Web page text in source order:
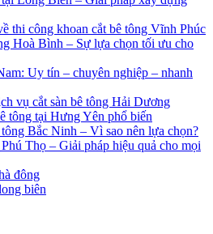
thi công khoan cắt bê tông Vĩnh Phúc
Hoà Bình – Sự lựa chọn tối ưu cho
Uy tín – chuyên nghiệp – nhanh
vụ cắt sàn bê tông Hải Dương
tông tại Hưng Yên phổ biến
Bắc Ninh – Vì sao nên lựa chọn?
Thọ – Giải pháp hiệu quả cho mọi
đông
biên